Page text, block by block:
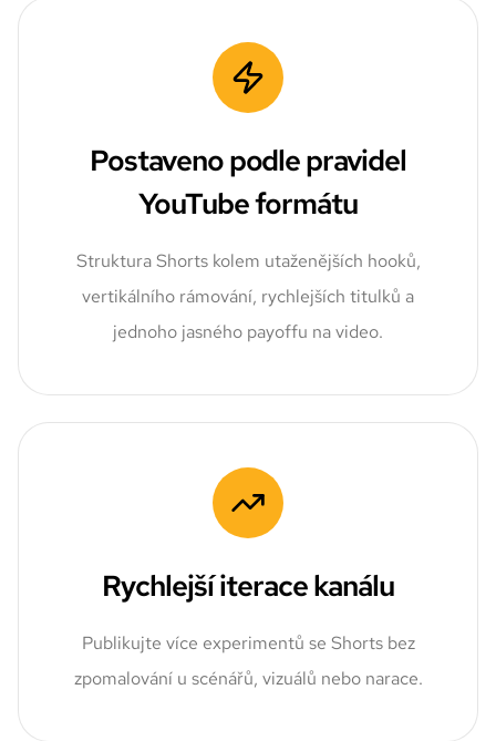
Postaveno podle pravidel
YouTube formátu
Struktura Shorts kolem utaženějších hooků,
vertikálního rámování, rychlejších titulků a
jednoho jasného payoffu na video.
Rychlejší iterace kanálu
Publikujte více experimentů se Shorts bez
zpomalování u scénářů, vizuálů nebo narace.